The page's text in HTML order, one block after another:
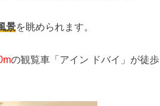
景を眺められます。
の観覧車「アイン ドバイ」が徒歩